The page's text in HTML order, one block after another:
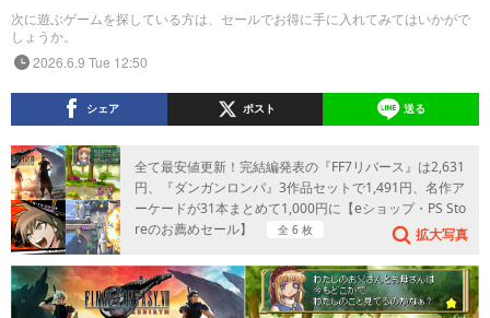
次に遊ぶゲームを探している方は、セールでお得に手に入れてみてはいかがで
しょうか。
2026.6.9 Tue 12:50
シェア ポスト 送る
全て最安値更新！完結編発表の『FF7リバース』は2,631
円、『ダンガンロンパ』3作品セットで1,491円、名作ア
ーケードが31本まとめて1,000円に【eショップ・PS Sto
reのお薦めセール】
全 6 枚 拡大写真